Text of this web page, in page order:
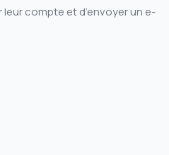
compte et d’envoyer un e-